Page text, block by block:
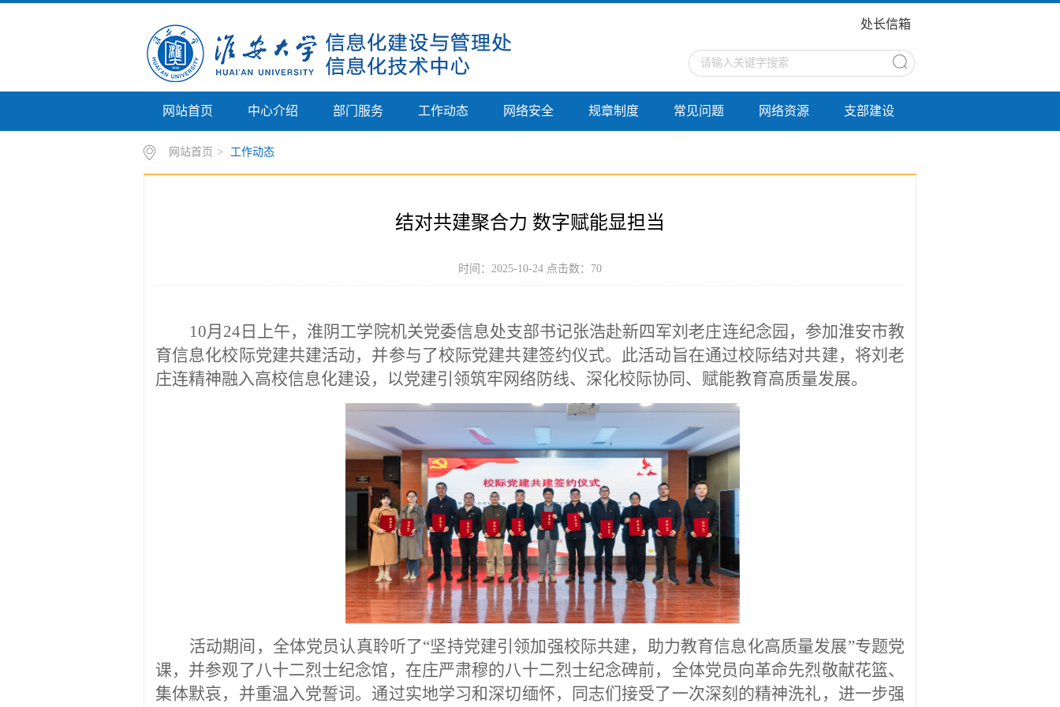
处长信箱
网站首页 中心介绍 部门服务 工作动态 网络安全 规章制度 常见问题 网络资源 支部建设
网站首页 > 工作动态
结对共建聚合力 数字赋能显担当
时间：2025-10-24 点击数： 70
10月24日上午， 淮阴工学院机关党委信息处支部书记张浩赴新四军刘老庄连纪念园，参加淮安市教
育信息化校际党建共建活动， 并参与了校际党建共建签约仪式。 此活动旨在通过校际结对共建，将刘老
庄连精神融入高校信息化建设，以党建引领筑牢网络防线、深化校际协同、赋能教育高质量发展。
活动期间， 全体党员认真聆听了“坚持党建引领加强校际共建，助力教育信息化高质量发展”专题党
课，并参观了八十二烈士纪念馆 ， 在庄严肃穆的八十二烈士纪念碑前，全体党员向革命先烈敬献花篮、
集体默哀，并重温入党誓词。通过实地学习和深切缅怀，同志们接受了一次深刻的精神洗礼，进一步强